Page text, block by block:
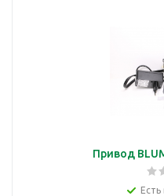
Привод
Есть